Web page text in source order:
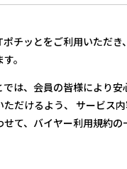
]ペットプ
砂
[ペットプロジャ
チッとをご利用いただき
。
では、会員の皆様により安
ただけるよう、 サービス
せて、バイヤー利用規約の